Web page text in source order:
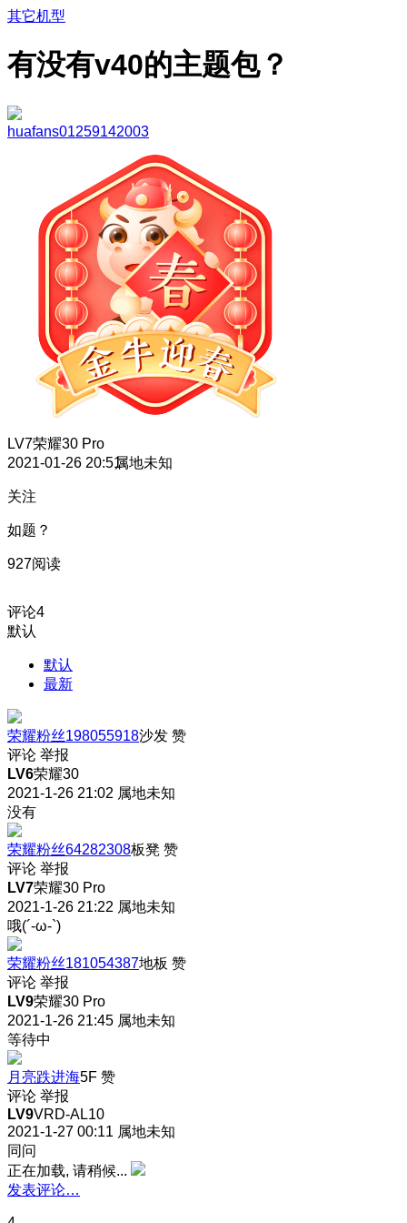
其它机型
有没有v40的主题包？
huafans01259142003
LV7荣耀30 Pro
2021-01-26 20:51属地未知
关注
如题？
927阅读
评论4
默认
默认
最新
荣耀粉丝198055918沙发 赞
评论 举报
LV6荣耀30
2021-1-26 21:02 属地未知
没有
荣耀粉丝64282308板凳 赞
评论 举报
LV7荣耀30 Pro
2021-1-26 21:22 属地未知
哦(´-ω-`)
荣耀粉丝181054387地板 赞
评论 举报
LV9荣耀30 Pro
2021-1-26 21:45 属地未知
等待中
月亮跌进海5F 赞
评论 举报
LV9VRD-AL10
2021-1-27 00:11 属地未知
同问
正在加载, 请稍候...
发表评论…